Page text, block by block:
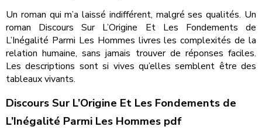
Un roman qui m’a laissé indifférent, malgré ses qualités. Un
roman Discours Sur L’Origine Et Les Fondements de
L’Inégalité Parmi Les Hommes livres les complexités de la
relation humaine, sans jamais trouver de réponses faciles.
Les descriptions sont si vives qu’elles semblent être des
tableaux vivants.
Discours Sur L’Origine Et Les Fondements de
L’Inégalité Parmi Les Hommes pdf